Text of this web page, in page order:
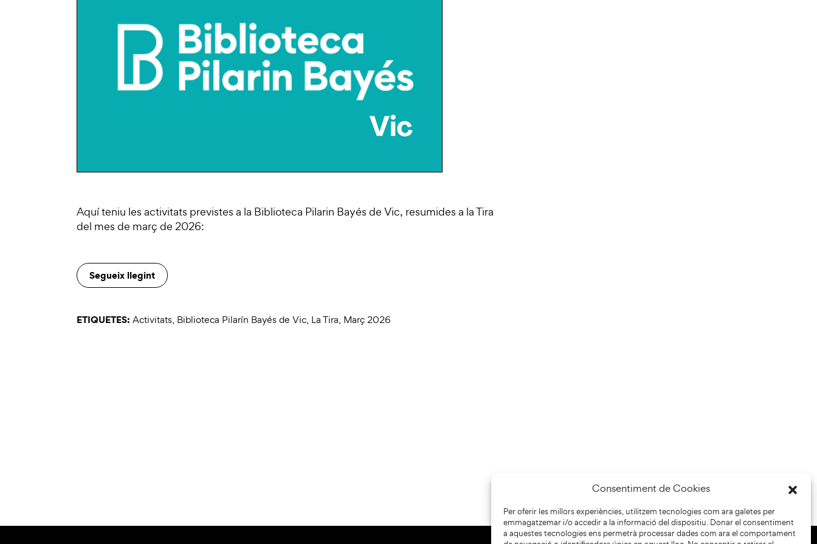
Consentiment de Cookies
Per oferir les millors experiències, utilitzem tecnologies com ara galetes per
emmagatzemar i/o accedir a la informació del dispositiu. Donar el consentiment
a aquestes tecnologies ens permetrà processar dades com ara el comportament
Aquí teniu les activitats previstes a la Biblioteca Pilarin Bayés de Vic, resumides a la Tira
del mes de març de 2026:
Segueix llegint
ETIQUETES: Activitats, Biblioteca Pilarín Bayés de Vic, La Tira, Març 2026